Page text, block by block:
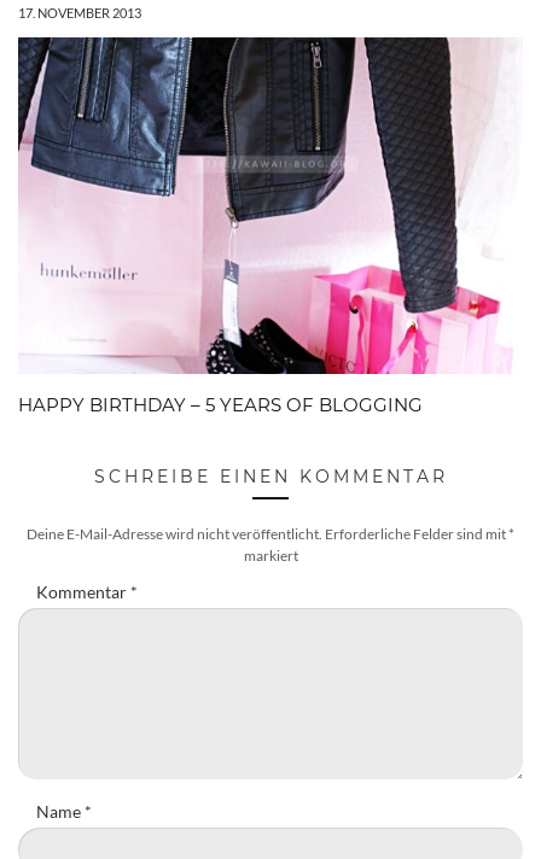
17. NOVEMBER 2013
HAPPY BIRTHDAY – 5 YEARS OF BLOGGING
SCHREIBE EINEN KOMMENTAR
Deine E-Mail-Adresse wird nicht veröffentlicht. Erforderliche Felder sind mit *
markiert
Kommentar *
Name *